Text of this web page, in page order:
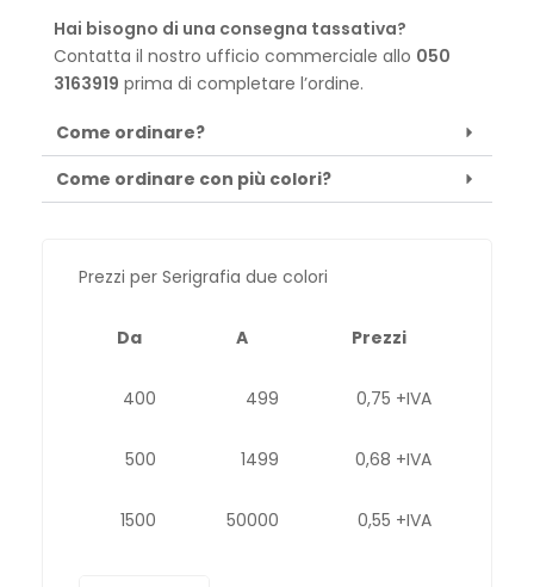
Hai bisogno di una consegna tassativa?
Contatta il nostro ufficio commerciale allo 050
3163919 prima di completare l’ordine.
Come ordinare?
Come ordinare con più colori?
Prezzi per Serigrafia due colori
Da A Prezzi
400 499 0,75 +IVA
500 1499 0,68 +IVA
1500 50000 0,55 +IVA